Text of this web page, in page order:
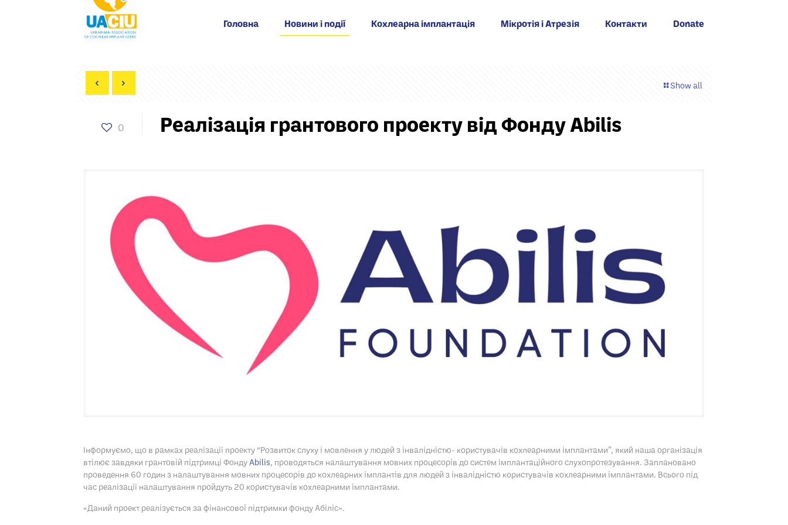
Головна Новини і події Кохлеарна імплантація Мікротія і Атрезія Контакти Donate
Show all
0 Реалізація грантового проекту від Фонду Abilis
Інформуємо, що в рамках реалізації проекту “Розвиток слуху і мовлення у людей з інвалідністю- користувачів кохлеарними імплантами”, який наша організація
втілює завдяки грантовій підтримці ФондуAbilis, проводяться налаштування мовних процесорів до систем імплантаційного слухопротезування. Заплановано
проведення 60 годин з налаштування мовних процесорів до кохлеарних імплантів для людей з інвалідністю користувачів кохлеарними імплантами. Всього під
час реалізації налаштування пройдуть 20 користувачів кохлеарними імплантами.
«Даний проект реалізується за фінансової підтримки фонду Абіліс».